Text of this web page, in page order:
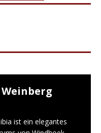
ist ein elegantes